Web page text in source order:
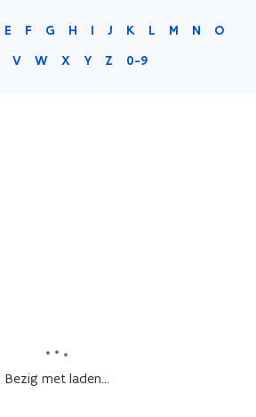
E F G H I J K L M N
O
V W X Y Z 0-9
Bezig met laden...